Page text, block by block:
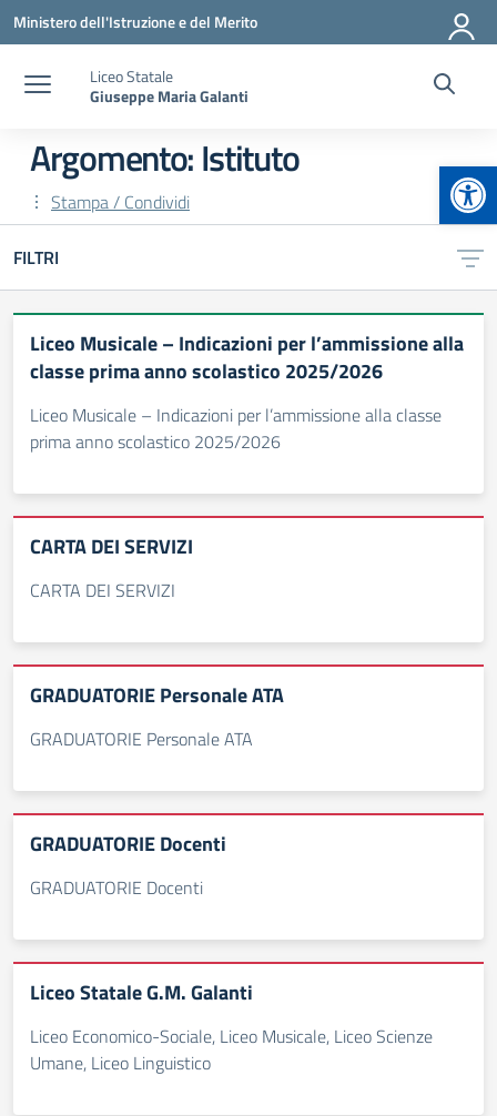
Vai ai contenuti
Vai al menu di navigazione
Vai al footer
Ministero dell'Istruzione e del Merito
Liceo Statale
Giuseppe Maria Galanti
Argomento: Istituto
Stampa / Condividi
FILTRI
Liceo Musicale – Indicazioni per l’ammissione alla
classe prima anno scolastico 2025/2026
Liceo Musicale – Indicazioni per l’ammissione alla classe
prima anno scolastico 2025/2026
CARTA DEI SERVIZI
CARTA DEI SERVIZI
GRADUATORIE Personale ATA
GRADUATORIE Personale ATA
GRADUATORIE Docenti
GRADUATORIE Docenti
Liceo Statale G.M. Galanti
Liceo Economico-Sociale, Liceo Musicale, Liceo Scienze
Umane, Liceo Linguistico